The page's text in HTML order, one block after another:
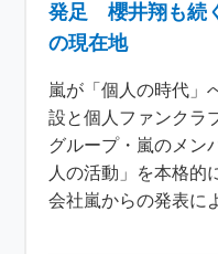
発足 櫻井翔も続
の現在地
嵐が「個人の時代
設と個人ファンクラ
グループ・嵐のメン
人の活動」を本格的
会社嵐からの発表に